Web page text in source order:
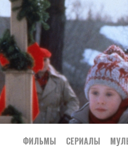
ФИЛЬМЫ СЕРИАЛЫ